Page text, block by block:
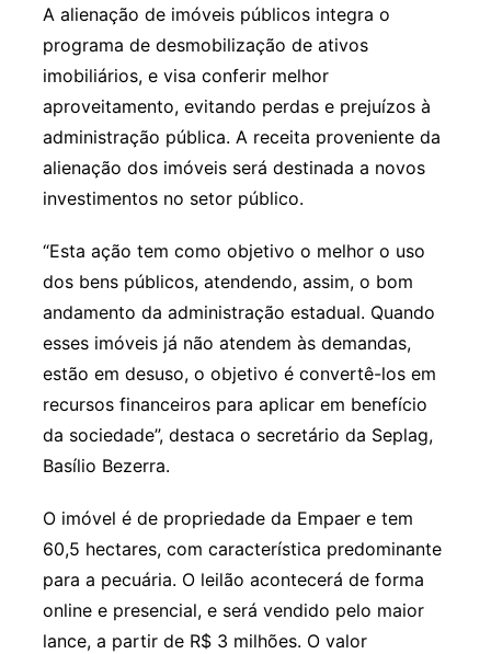
A alienação de imóveis públicos integra o
programa de desmobilização de ativos
imobiliários, e visa conferir melhor
aproveitamento, evitando perdas e prejuízos à
administração pública. A receita proveniente da
alienação dos imóveis será destinada a novos
investimentos no setor público.
“Esta ação tem como objetivo o melhor o uso
dos bens públicos, atendendo, assim, o bom
andamento da administração estadual. Quando
esses imóveis já não atendem às demandas,
estão em desuso, o objetivo é convertê-los em
recursos financeiros para aplicar em benefício
da sociedade”, destaca o secretário da Seplag,
Basílio Bezerra.
O imóvel é de propriedade da Empaer e tem
60,5 hectares, com característica predominante
para a pecuária. O leilão acontecerá de forma
online e presencial, e será vendido pelo maior
lance, a partir de R$ 3 milhões. O valor